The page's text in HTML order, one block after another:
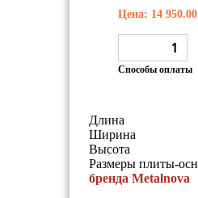
Цена: 14
Способы оплаты
Длина
Ширина
Высота
Размеры плиты-
бренда Metalnova